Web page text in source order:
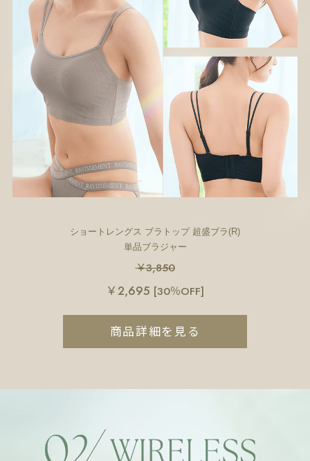
ショートレングス ブラトップ 超盛ブラ(R)
単品ブラジャー
￥3,850
￥2,695 [30％OFF]
商品詳細を見る